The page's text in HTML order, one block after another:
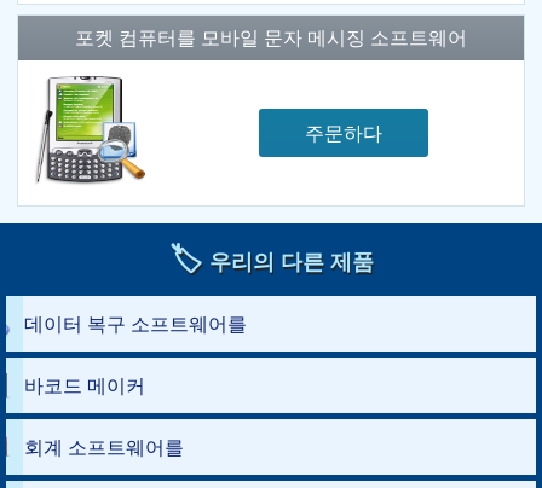
포켓 컴퓨터를 모바일 문자 메시징 소프트웨어
주문하다
🏷️ 우리의 다른 제품
데이터 복구 소프트웨어를
바코드 메이커
회계 소프트웨어를